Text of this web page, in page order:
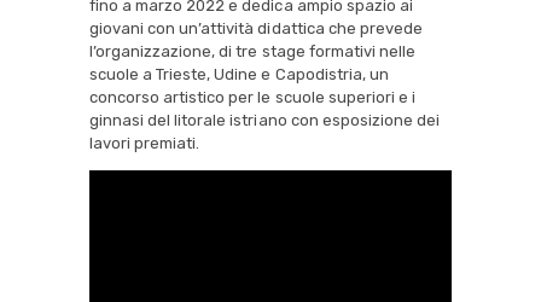
fino a marzo 2022 e dedica ampio spazio ai
giovani con un’attività didattica che prevede
l’organizzazione, di tre stage formativi nelle
scuole a Trieste, Udine e Capodistria, un
concorso artistico per le scuole superiori e i
ginnasi del litorale istriano con esposizione dei
lavori premiati.